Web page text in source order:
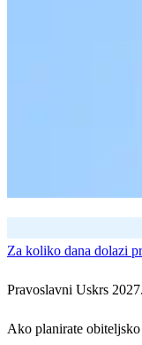
Za koliko dana dolazi
Pravoslavni Uskrs
Ako planirate